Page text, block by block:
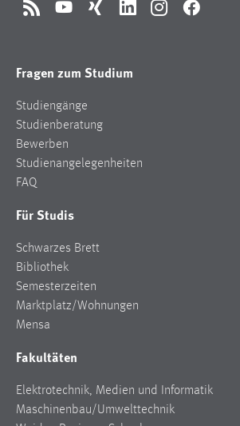
RSS YouTubeXing LinkedInInstagramFacebook
Fragen zum Studium
Studiengänge
Studienberatung
Bewerben
Studienangelegenheiten
FAQ
Für Studis
Schwarzes Brett
Bibliothek
Semesterzeiten
Marktplatz/Wohnungen
Mensa
Fakultäten
Elektrotechnik, Medien und Informatik
Maschinenbau/Umwelttechnik
3 Monate
EXTERNE MEDIEN
Um Inhalte von Videoplattformen und
Plattformen anzeigen zu können,
externen Medien Cookies gesetzt.
Vimeo